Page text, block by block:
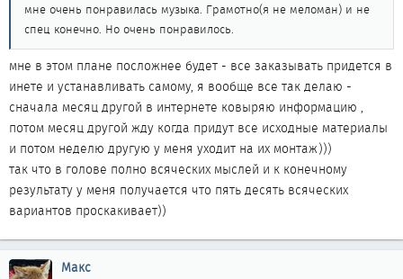
мне очень понравилась музыка. Грамотно(я не меломан) и не
спец конечно. Но очень понравилось.
мне в этом плане посложнее будет - все заказывать придется в
инете и устанавливать самому, я вообще все так делаю -
сначала месяц другой в интернете ковыряю информацию ,
потом месяц другой жду когда придут все исходные материалы
и потом неделю другую у меня уходит на их монтаж)))
так что в голове полно всяческих мыслей и к конечному
результату у меня получается что пять десять всяческих
вариантов проскакивает))
Макс